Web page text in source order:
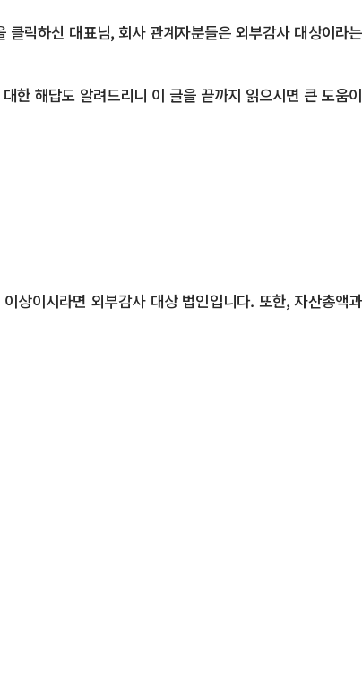
릭하신 대표님, 회사 관계자분들은 외부감사 대상이라는
한 해답도 알려드리니 이 글을 끝까지 읽으시면 큰 도움이
상이시라면 외부감사 대상 법인입니다. 또한, 자산총액과